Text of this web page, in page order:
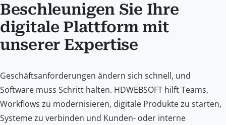
Beschleunigen Sie Ihre
digitale Plattform mit
unserer Expertise
Geschäftsanforderungen ändern sich schnell, und
Software muss Schritt halten. HDWEBSOFT hilft Teams,
Workflows zu modernisieren, digitale Produkte zu starten,
Systeme zu verbinden und Kunden- oder interne